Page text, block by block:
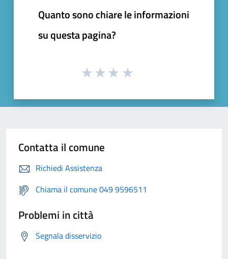
Quanto sono chiare le informazioni
su questa pagina?
Contatta il comune
Richiedi Assistenza
Chiama il comune 049 9596511
Problemi in città
Segnala disservizio